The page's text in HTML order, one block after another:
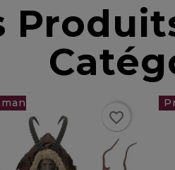
favorite
favorite_border